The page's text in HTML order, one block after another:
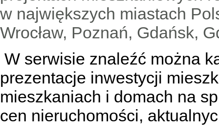
w największych miastach
Wrocław, Poznań, Gdańsk,
W serwisie znaleźć można
prezentacje inwestycji
mieszkaniach i domach na
cen nieruchomości,